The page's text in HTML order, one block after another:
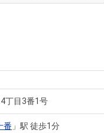
土地を探す
AI不動産査定
店舗のご案内（関西）
MUFG Way
4丁目3番1号
番 」駅 徒歩1分